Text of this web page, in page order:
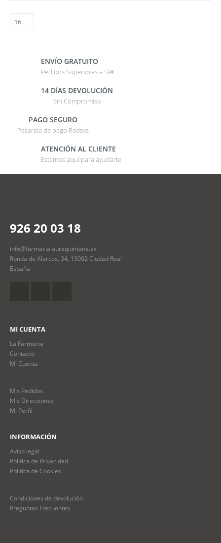
ENVÍO GRATUITO
Pedidos Superiores a 59€
14 DÍAS DEVOLUCIÓN
Sin Compromiso
PAGO SEGURO
Pasarela de pago Redsys
ATENCIÓN AL CLIENTE
Estamos aquí para ayudarte
926 20 03 18
info@farmacialauraquintana.es
Ronda de Alarcos, 34, 13002 Ciudad Real
España
MI CUENTA
La Farmacia
Contacto
Mi Cuenta
Mis Pedidos
Mis Direcciones
Mi Perfil
INFORMACIÓN
Aviso legal
Política de Privacidad
Política de Cookies
Condiciones de devolución
Preguntas Frecuentes